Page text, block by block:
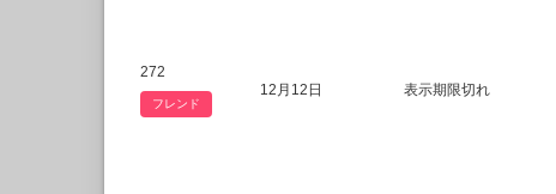
272
フレンド
12月12日 表示期限切れ